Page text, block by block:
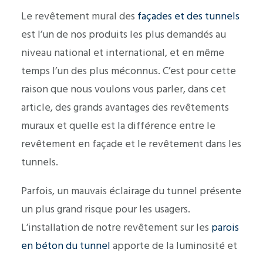
Le revêtement mural des façades et des tunnels
est l’un de nos produits les plus demandés au
niveau national et international, et en même
temps l’un des plus méconnus. C’est pour cette
raison que nous voulons vous parler, dans cet
article, des grands avantages des revêtements
muraux et quelle est la différence entre le
revêtement en façade et le revêtement dans les
tunnels.
Parfois, un mauvais éclairage du tunnel présente
un plus grand risque pour les usagers.
L’installation de notre revêtement sur les parois
en béton du tunnel apporte de la luminosité et